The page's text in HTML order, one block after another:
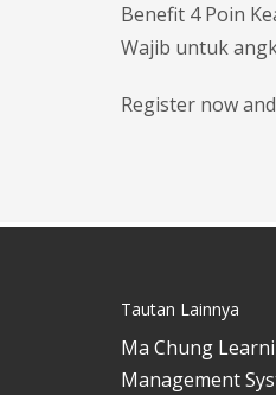
Benefit 4 Poin
Wajib untuk
Register now
Tautan Lainnya
Ma Chung
Management